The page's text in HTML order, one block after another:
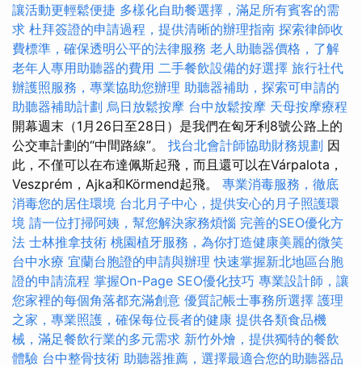
讓活動更輕鬆便捷 多樣化自助餐選擇，滿足所有賓客的需
求 杜拜簽證的申請過程，提供清晰的辦理指南 探索律師收
費標準，確保透明公平的法律服務 老人助聽器價格，了解
老年人專用助聽器的費用 二手餐飲設備的好選擇 旅行社代
辦護照服務，專業協助您辦理 助聽器補助，探索可申請的
助聽器補助計劃 烏日放鬆按摩 台中放鬆按摩 天母按摩療程
開幕週末（1月26日至28日）是我們在匈牙利8號公路上的
公交車計劃的“中間路線”。 找台北會計師協助財務規劃 因
此，不僅可以在布達佩斯起飛，而且還可以在Várpalota，
Veszprém，Ajka和Körmend起飛。 專業消毒服務，徹底
消毒您的居住環境 台北月子中心，提供安心的月子照護環
境 請一位打掃阿姨，幫您解決家務煩惱 完善的SEO優化方
法 士林推拿技術 桃園植牙服務，為你打造健康美麗的微笑
台中水療 宜蘭台胞證的申請與辦理 快速掌握新北地區台胞
證的申請流程 掌握On-Page SEO優化技巧 專業設計師，讓
您家裡的每個角落都充滿創意 優質記帳士事務所選擇 護理
之家，專業照護，確保每位長者的健康 提供各類食品機
械，滿足餐飲行業的多元需求 新竹外燴，提供獨特的餐飲
體驗 台中整骨技術 助聽器推薦，選擇最適合您的助聽器品